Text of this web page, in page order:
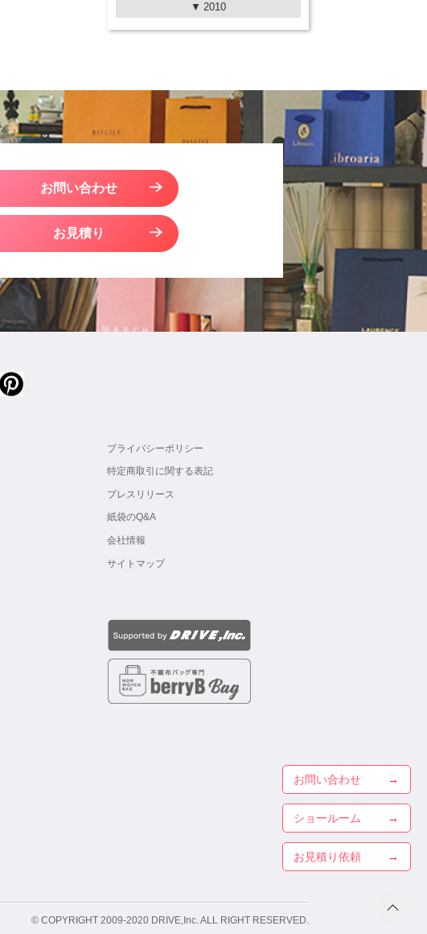
2010
お問い合わせ
ショールーム
お見積り依頼
お問い合わせ
お見積り
プライバシーポリシー
特定商取引に関する表記
プレスリリース
紙袋のQ&A
会社情報
サイトマップ
© COPYRIGHT 2009-2020 DRIVE,Inc. ALL RIGHT RESERVED.